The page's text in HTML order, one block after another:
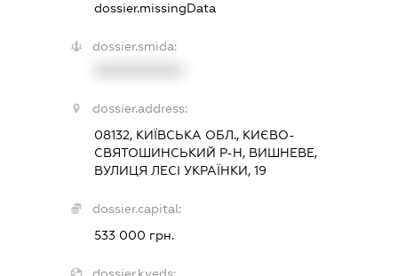
dossier.missingData
dossier.smida:
dossier.address:
08132, КИЇВСЬКА ОБЛ., КИЄВО-
СВЯТОШИНСЬКИЙ Р-Н, ВИШНЕВЕ,
ВУЛИЦЯ ЛЕСІ УКРАЇНКИ, 19
dossier.capital:
533 000 грн.